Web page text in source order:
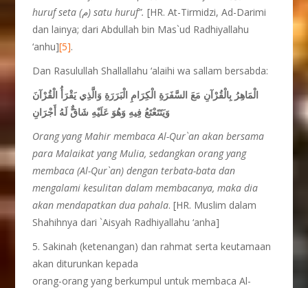
huruf seta (م) satu huruf”. [HR. At-Tirmidzi, Ad-Darimi
dan lainya; dari Abdullah bin Mas`ud Radhiyallahu
‘anhu][5].
Dan Rasulullah Shallallahu ‘alaihi wa sallam bersabda:
الْمَاهِرُ بِالْقُرْآنِ مَعَ السَّفَرَةِ الْكِرَامِ الْبَرَرَةِ وَالَّذِي يَقْرَأُ الْقُرْآنَ
وَيَتَتَعْتَعُ فِيهِ وَهُوَ عَلَيْهِ شَاقٌّ لَهُ أَجْرَانِ
Orang yang Mahir membaca Al-Qur`an akan bersama
para Malaikat yang Mulia, sedangkan orang yang
membaca (Al-Qur`an) dengan terbata-bata dan
mengalami kesulitan dalam membacanya, maka dia
akan mendapatkan dua pahala. [HR. Muslim dalam
Shahihnya dari `Aisyah Radhiyallahu ‘anha]
5. Sakinah (ketenangan) dan rahmat serta keutamaan
akan diturunkan kepada
orang-orang yang berkumpul untuk membaca Al-